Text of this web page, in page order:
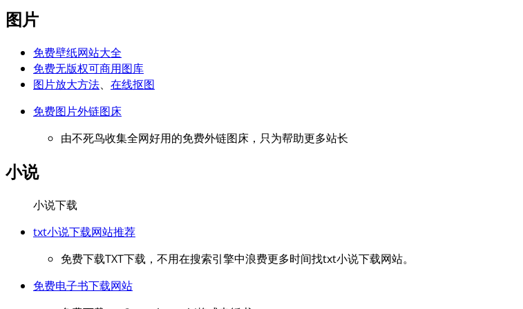
图片
免费壁纸网站大全
免费无版权可商用图库
图片放大方法、 在线抠图
免费图片外链图床
由不死鸟收集全网好用的免费外链图床，只为帮助更多站长
小说
小说下载
txt小说下载网站推荐
免费下载TXT下载，不用在搜索引擎中浪费更多时间找txt小说下载网站。
免费电子书下载网站